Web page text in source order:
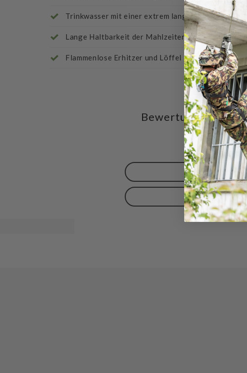
Trinkwasser mit einer extrem langen Haltbarkeit
Lange Haltbarkeit der Mahlzeiten und Riegel von
Flammenlose Erhitzer und Löffel im Set enthalten
Bewertungen für